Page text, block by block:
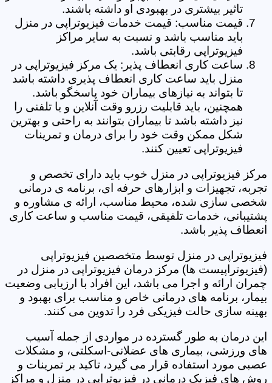
تاثیر بیشتری در بهبودی او داشته باشند.
قیمت مناسب: قیمت خدمات فیزیوتراپی در منزل
باید مناسب باشد و نسبت به سایر مراکز
فیزیوتراپی رقابتی باشد.
ساعت کاری انعطاف پذیر: یک مرکز فیزیوتراپی در
منزل باید ساعت کاری انعطاف پذیری داشته باشد
تا بتواند به نیازهای بیماران خود پاسخگو باشد.
همچنین، باید قابلیت رزرو وقت آنلاین و یا تلفنی را
نیز داشته باشد تا بیماران بتوانند به راحتی و بهترین
شکل ممکن وقت خود را برای درمان و تمرینات
فیزیوتراپی تعیین کنند.
مرکز فیزیوتراپی در منزل خوب باید دارای تخصص و
تجربه، تجهیزات و ابزارهای حرفه ای، برنامه ی درمانی
شخصی سازی شده، محیط مناسب، ارائه ی مشاوره و
پشتیبانی، خدمات تلفیقی، قیمت مناسب و ساعت کاری
انعطاف پذیر باشد.
فیزیوتراپی در منزل توسط متخصصین فیزیوتراپی
(فیزیوتراپیست ها) مرکز درمان فیزیوتراپی در منزل در
چمران ارائه و اجرا می باشد، این افراد با ارزیابی وضعیت
بیمار، برنامه های درمانی خاص و مناسب برای بهبود و
بهینه سازی حالت فیزیکی فرد را تدوین می کنند.
این درمان به طور گسترده در مواردی از جمله آسیب
های ورزشی، بیماری های عضلانی-اسکلتی، و مشکلات
عصبی مورد استفاده قرار می گیرد، تاکید بر تمرینات و
روش های فیزیک درمانی در فیزیوتراپی در منزل و مراکز